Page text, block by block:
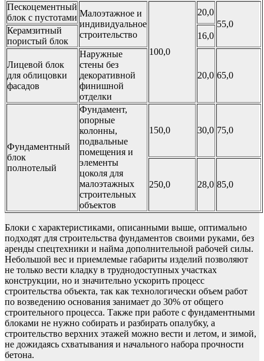
Пескоцементный
блок с пустотами Малоэтажное и
индивидуальное
строительство
100,0
20,0
55,0
Керамзитный
пористый блок
16,0
Лицевой блок
для облицовки
фасадов
Наружные
стены без
декоративной
финишной
отделки
20,0 65,0
Фундаментный
блок
полнотелый
Фундамент,
опорные
колонны,
подвальные
помещения и
элементы
цоколя для
малоэтажных
строительных
объектов
150,0 30,0 75,0
250,0 28,0 85,0
Блоки с характеристиками, описанными выше, оптимально
подходят для строительства фундаментов своими руками, без
аренды спецтехники и найма дополнительной рабочей силы.
Небольшой вес и приемлемые габариты изделий позволяют
не только вести кладку в труднодоступных участках
конструкции, но и значительно ускорить процесс
строительства объекта, так как технологически объем работ
по возведению основания занимает до 30% от общего
строительного процесса. Также при работе с фундаментными
блоками не нужно собирать и разбирать опалубку, а
строительство верхних этажей можно вести и летом, и зимой,
не дожидаясь схватывания и начального набора прочности
бетона.